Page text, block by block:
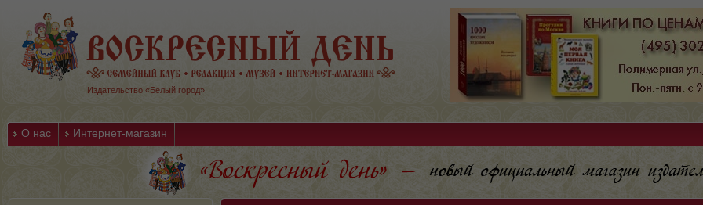
Издательство «Белый город»
О нас Интернет-магазин